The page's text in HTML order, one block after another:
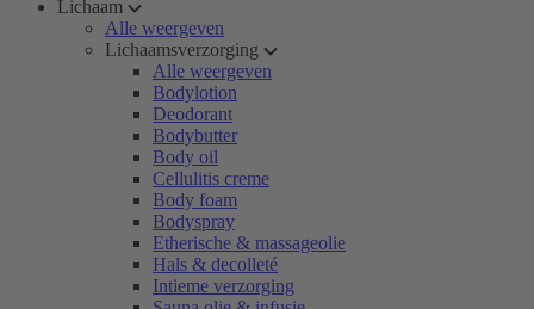
Lichaam
Alle weergeven
Lichaamsverzorging
Alle weergeven
Bodylotion
Deodorant
Bodybutter
Body oil
Cellulitis creme
Body foam
Bodyspray
Etherische & massageolie
Hals & decolleté
Intieme verzorging